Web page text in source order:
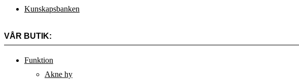
Kunskapsbanken
VÅR BUTIK:
Funktion
Akne hy